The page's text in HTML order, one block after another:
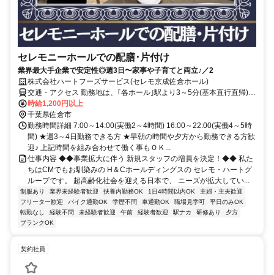
セレモニーホールでの配膳･片付け
業界最大手企業で安定性◎週3日〜家事や子育てと両立♪／2
株式会社ハートフーズサービス(セレモ京成佐倉ホール)
交通・アクセス 勤務地は、｢各ホール｣駅より3～5分(基本直行直帰)の
駅近現場多数
時給1,200円以上
千葉県佐倉市
勤務時間詳細 7:00～14:00(実働2～4時間) 16:00～22:00(実働4～5時
間) ★週3～4日勤務できる方 ★早朝の時間や夕方から勤務できる方歓
迎♪ 上記時間を組み合わせて働く事もＯＫ...
仕事内容 ◆◆事業拡大に伴う 新規スタッフの増員を決定！◆◆ 私た
ちはCMでもお馴染みの H＆Cホールディングスの セレモ・ハートグ
ループです。 超高齢化社会を迎える日本で、 ニーズが拡大してい...
制服あり 業界未経験者歓迎 扶養内勤務OK 1日4時間以内OK
主婦・主夫歓迎
フリーター歓迎
バイク通勤OK 学歴不問 車通勤OK 職場見学可
平日のみOK
転勤なし
経験不問 未経験者歓迎 午前 経験者歓迎 駅ナカ 研修あり
夕方
ブランクOK
契約社員